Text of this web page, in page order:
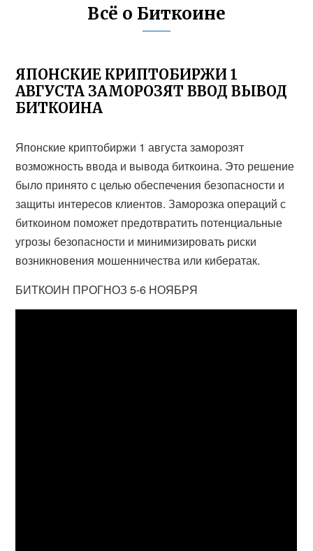
Всё о Биткоине
ЯПОНСКИЕ КРИПТОБИРЖИ 1
АВГУСТА ЗАМОРОЗЯТ ВВОД ВЫВОД
БИТКОИНА
Японские криптобиржи 1 августа заморозят
возможность ввода и вывода биткоина. Это решение
было принято с целью обеспечения безопасности и
защиты интересов клиентов. Заморозка операций с
биткоином поможет предотвратить потенциальные
угрозы безопасности и минимизировать риски
возникновения мошенничества или кибератак.
БИТКОИН ПРОГНОЗ 5-6 НОЯБРЯ